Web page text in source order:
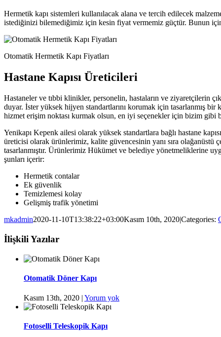
Hermetik kapı sistemleri kullanılacak alana ve tercih edilecek
istediğinizi bilemediğimiz için kesin fiyat vermemiz güçtür. Bunun
Otomatik Hermetik Kapı Fiyatları
Hastane Kapısı Üreticileri
Hastaneler ve tıbbi klinikler, personelin, hastaların ve ziyaretçilerin
duyar. İster yüksek hijyen standartlarını korumak için tasarlanmış bir
hizmet erişim noktası kurmak olsun, en iyi seçenekler için bizim gibi
Yenikapı Kepenk ailesi olarak yüksek standartlara bağlı hastane
üreticisi olarak ürünlerimiz, kalite güvencesinin yanı sıra olağanüstü
tasarlanmıştır. Ürünlerimiz Hükümet ve belediye yönetmeliklerine
şunları içerir:
Hermetik contalar
Ek güvenlik
Temizlemesi kolay
Gelişmiş trafik yönetimi
mkadmin2020-11-10T13:38:22+03:00Kasım 10th, 2020|Categories:
İlişkili Yazılar
Otomatik Döner Kapı
Kasım 13th, 2020 | Yorum yok
Fotoselli Teleskopik Kapı